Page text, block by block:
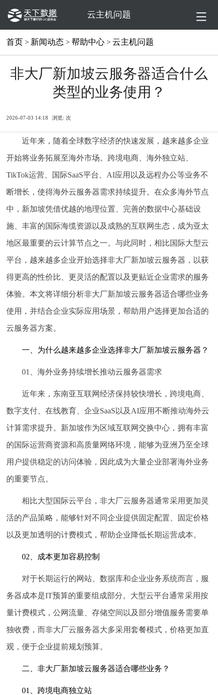
云主机问题
首页 > 新闻动态 >帮助中心 > 云主机问题
非大厂新加坡云服务器适合什么
类型的业务使用？
2026-07-03 14:18 浏览: 次
近年来，随着全球数字经济的快速发展，越来越多企业
开始将业务拓展至海外市场。跨境电商、海外独立站、
TikTok运营、国际SaaS平台、AI应用以及远程办公等业务不
断增长，使得海外云服务器需求持续提升。在众多海外节点
中，新加坡凭借优越的地理位置、完善的数据中心基础设
施、丰富的国际海缆资源以及成熟的互联网生态，成为亚太
地区最重要的云计算节点之一。与此同时，相比国际大型云
平台，越来越多企业开始选择非大厂新加坡云服务器，以获
得更高的性价比、更灵活的配置以及更贴近企业需求的服务
体验。本文将详细分析非大厂新加坡云服务器适合哪些业务
使用，并结合企业实际应用场景，帮助用户选择更加合适的
云服务器方案。
一、为什么越来越多企业选择非大厂新加坡云服务器？
01、海外业务持续增长推动云服务器需求
近年来，东南亚互联网经济保持较快增长，跨境电商、
数字支付、在线教育、企业SaaS以及AI应用不断推动海外云
计算需求提升。新加坡作为区域互联网交换中心，拥有丰富
的国际运营商资源和高质量网络环境，能够为亚洲乃至全球
用户提供稳定的访问体验，因此成为大量企业部署海外业务
的重要节点。
相比大型国际云平台，非大厂云服务器通常采用更加灵
活的产品策略，能够针对不同企业提供固定配置、固定价格
以及更加透明的计费模式，帮助企业降低长期运营成本。
02、成本更加容易控制
对于长期运行的网站、数据库和企业业务系统而言，服
务器成本是IT预算的重要组成部分。大型云平台通常采用按
量计费模式，公网流量、存储空间以及部分增值服务需要单
独收费，而非大厂云服务器大多采用套餐模式，价格更加直
观，便于企业提前规划预算。
二、非大厂新加坡云服务器适合哪些业务？
01、跨境电商独立站